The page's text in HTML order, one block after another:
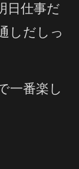
日仕事だ
しだしっ
一番楽し